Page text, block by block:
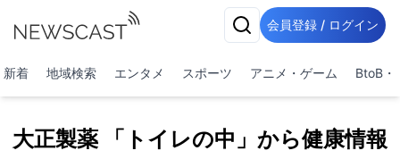
会員登録 / ログイン
新着 地域検索 エンタメ スポーツ アニメ・ゲーム BtoB・
大正製薬 「トイレの中」から健康情報